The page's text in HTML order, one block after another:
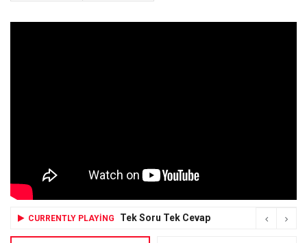
CURRENTLY PLAYING Tek Soru Tek Cevap